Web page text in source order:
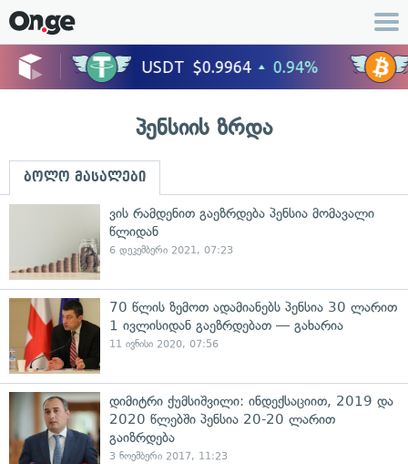
პენსიის ზრდა
ბოლო მასალები
ვის რამდენით გაეზრდება პენსია მომავალი
წლიდან
6 დეკემბერი 2021, 07:23
70 წლის ზემოთ ადამიანებს პენსია 30 ლარით
1 ივლისიდან გაეზრდებათ — გახარია
11 ივნისი 2020, 07:56
დიმიტრი ქუმსიშვილი: ინდექსაციით, 2019 და
2020 წლებში პენსია 20-20 ლარით
გაიზრდება
3 ნოემბერი 2017, 11:23